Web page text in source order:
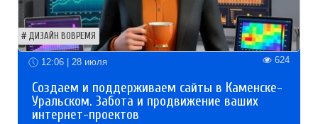
ДИЗАЙН ВОВРЕМЯ
12:06 | 28 июля 624
Создаем и поддерживаем сайты в Каменске-
Уральском. Забота и продвижение ваших
интернет-проектов